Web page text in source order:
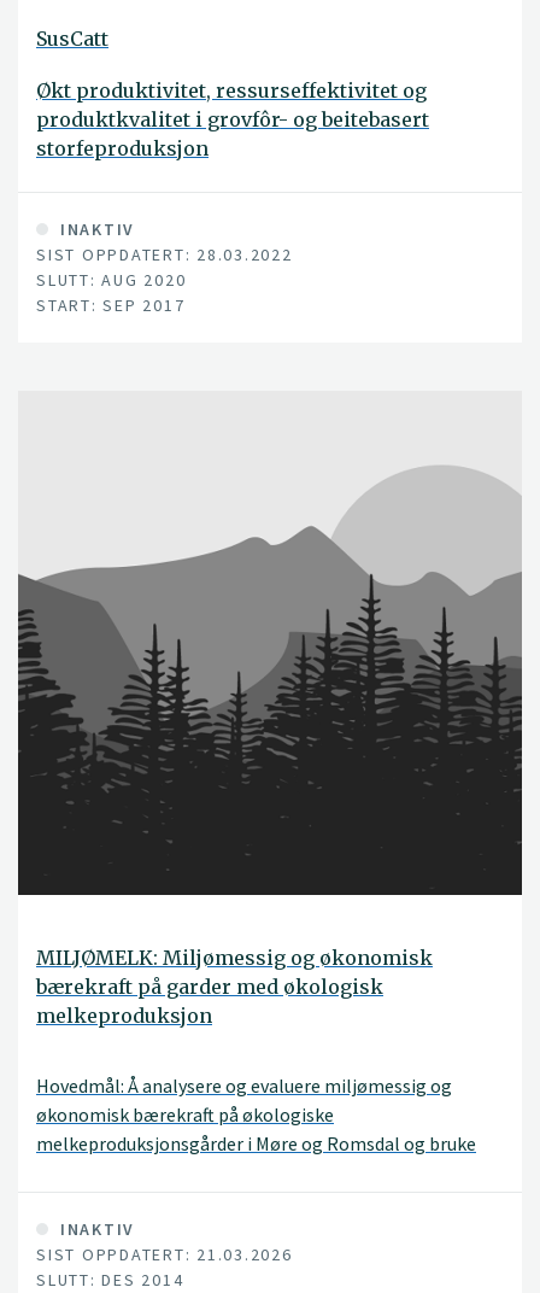
SusCatt
Økt produktivitet, ressurseffektivitet og
produktkvalitet i grovfôr- og beitebasert
storfeproduksjon
INAKTIV
SIST OPPDATERT: 28.03.2022
SLUTT: AUG 2020
START: SEP 2017
MILJØMELK: Miljømessig og økonomisk
bærekraft på garder med økologisk
melkeproduksjon
Hovedmål: Å analysere og evaluere miljømessig og
økonomisk bærekraft på økologiske
melkeproduksjonsgårder i Møre og Romsdal og bruke
miljømessig og økonomisk bærekraft på gårdsnivå.
INAKTIV
SIST OPPDATERT: 21.03.2026
SLUTT: DES 2014